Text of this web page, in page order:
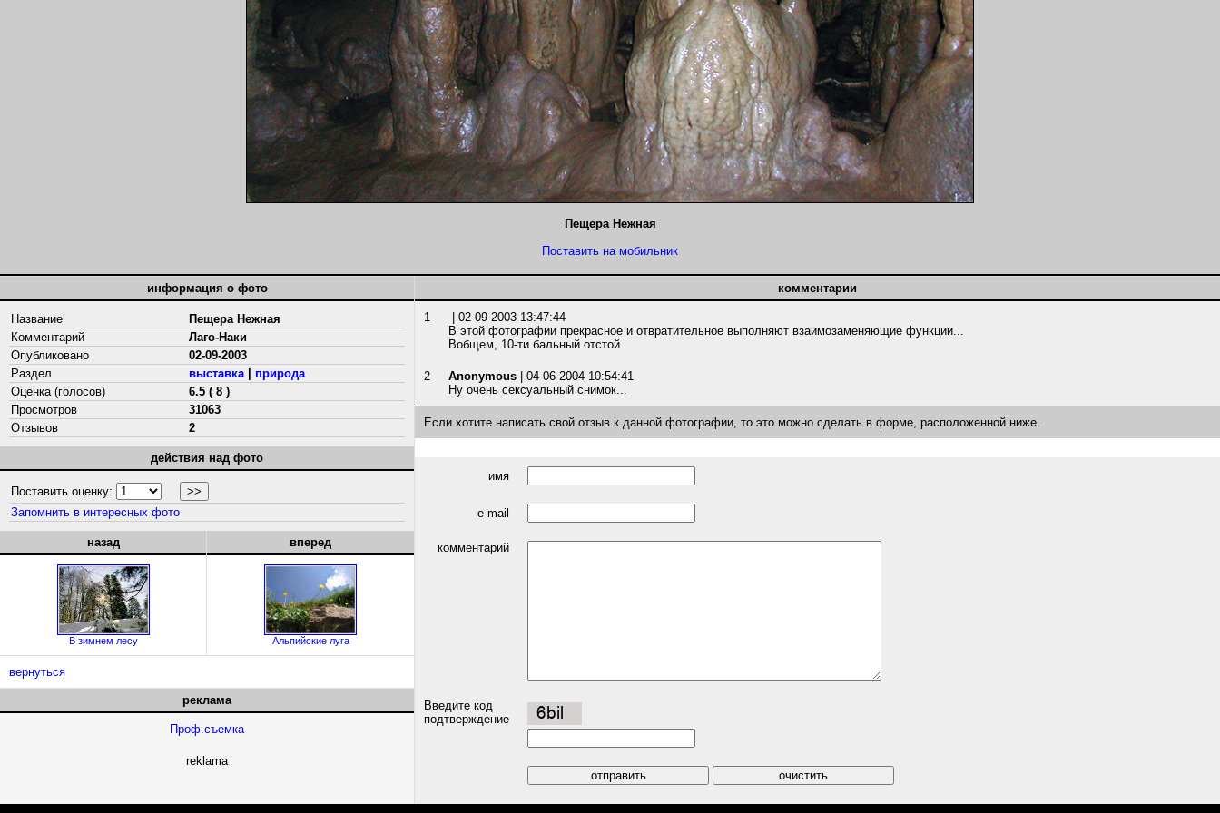
Пещера Нежная
Поставить на мобильник
информация о фото
Название
Пещера Нежная
Комментарий
Лаго-Наки
Опубликовано
02-09-2003
Раздел
выставка| природа
Оценка (голосов)
6.5 ( 8 )
Просмотров
31063
Отзывов
2
действия над фото
Поставить оценку:
Запомнить в интересных фото
назад
В зимнем лесу
вперед
Альпийские луга
вернуться
реклама
Проф.съемка
reklama
комментарии
1
| 02-09-2003 13:47:44
В этой фотографии прекрасное и отвратительное выполняют взаимозаменяющие функции...
Вобщем, 10-ти бальный отстой
2 Anonymous | 04-06-2004 10:54:41
Ну очень сексуальный снимок...
Если хотите написать свой отзыв к данной фотографии, то это можно сделать в форме, расположенной ниже.
имя
e-mail
комментарий
Введите код
подтверждение